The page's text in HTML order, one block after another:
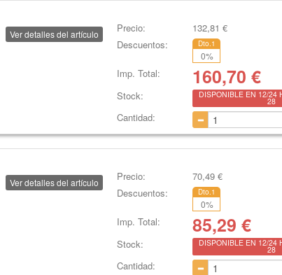
Ver detalles del artículo Precio: 132,81 €
Descuentos:
Dto.1
0%
Imp. Total: 160,70 €
Stock: DISPONIBLE EN 12/24
28
Cantidad:
Ver detalles del artículo Precio: 70,49 €
Descuentos:
Dto.1
0%
Imp. Total: 85,29 €
Stock: DISPONIBLE EN 12/24
28
Cantidad: